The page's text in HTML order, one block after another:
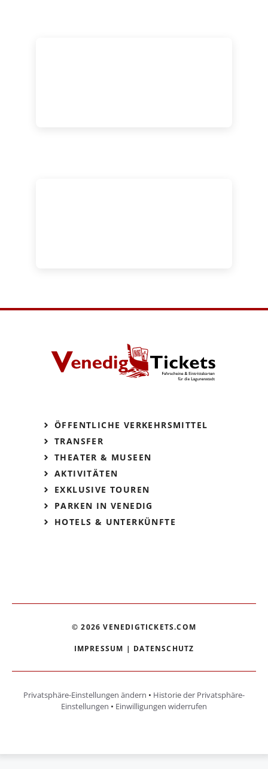
ÖFFENTLICHE VERKEHRSMITTEL
TRANSFER
THEATER & MUSEEN
AKTIVITÄTEN
EXKLUSIVE TOUREN
PARKEN IN VENEDIG
HOTELS & UNTERKÜNFTE
© 2026 VENEDIGTICKETS.COM
IMPRESSUM | DATENSCHUTZ
Privatsphäre-Einstellungen ändern • Historie der Privatsphäre-
Einstellungen • Einwilligungen widerrufen